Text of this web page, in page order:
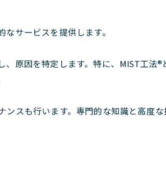
サービスを提供します。
原因を特定します。特に、MIST工法
スも行います。専門的な知識と高度